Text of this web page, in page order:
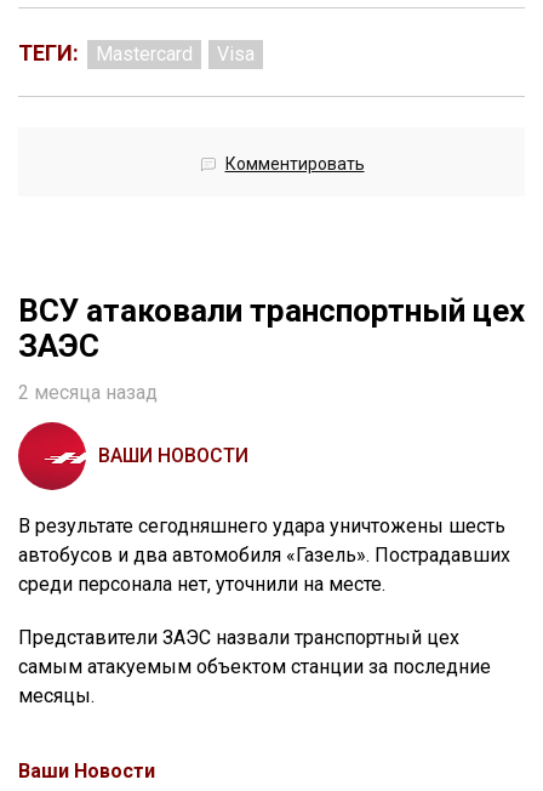
ТЕГИ: Mastercard Visa
Комментировать
ВСУ атаковали транспортный цех
ЗАЭС
2 месяца назад
ВАШИ НОВОСТИ
В результате сегодняшнего удара уничтожены шесть
автобусов и два автомобиля «Газель». Пострадавших
среди персонала нет, уточнили на месте.
Представители ЗАЭС назвали транспортный цех
самым атакуемым объектом станции за последние
месяцы.
Ваши Новости